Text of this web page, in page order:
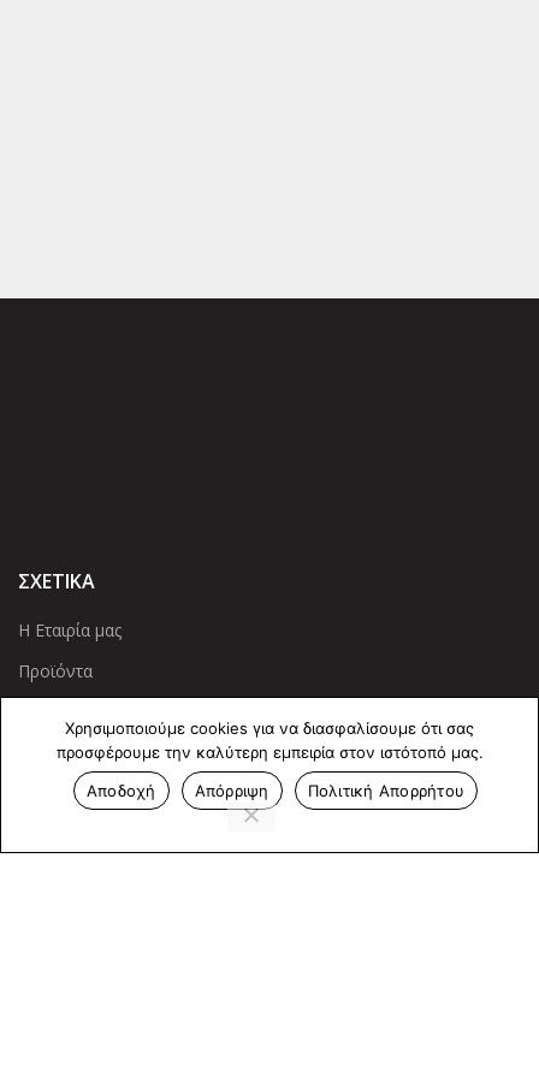
ΣΧΕΤΙΚΑ
Η Εταιρία μας
Προϊόντα
ΠΛΗΡΟΦΟΡΙΕΣ
Χρησιμοποιούμε cookies για να διασφαλίσουμε ότι σας
προσφέρουμε την καλύτερη εμπειρία στον ιστότοπό μας.
Αποδοχή
Απόρριψη Πολιτική Απορρήτου